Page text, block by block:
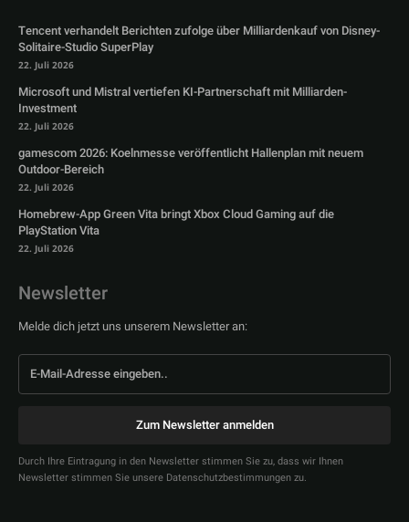
Tencent verhandelt Berichten zufolge über Milliardenkauf von Disney-
Solitaire-Studio SuperPlay
22. Juli 2026
Microsoft und Mistral vertiefen KI-Partnerschaft mit Milliarden-
Investment
22. Juli 2026
gamescom 2026: Koelnmesse veröffentlicht Hallenplan mit neuem
Outdoor-Bereich
22. Juli 2026
Homebrew-App Green Vita bringt Xbox Cloud Gaming auf die
PlayStation Vita
22. Juli 2026
Newsletter
Melde dich jetzt uns unserem Newsletter an:
Zum Newsletter anmelden
Durch Ihre Eintragung in den Newsletter stimmen Sie zu, dass wir Ihnen
Newsletter stimmen Sie unsere Datenschutzbestimmungen zu.